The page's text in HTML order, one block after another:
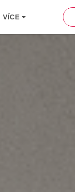
VÍCE